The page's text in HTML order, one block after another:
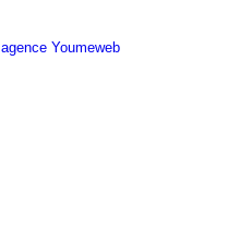
agence Youmeweb